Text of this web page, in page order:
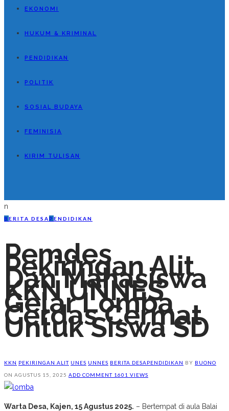
EKONOMI
HUKUM & KRIMINAL
PENDIDIKAN
POLITIK
SOSIAL BUDAYA
FEMINISIA
KIRIM TULISAN
n
B ERITA DESAP ENDIDIKAN
Pemdes
Pekiringan Alit
Dan Mahasiswa
KKN UNNES
Gelar Lomba
Cerdas Cermat
Untuk Siswa SD
KKN PEKIRINGAN ALIT UNES UNNES BERITA DESAPENDIDIKAN BY BUONO
ON AGUSTUS 15, 2025 ADD COMMENT 1601 VIEWS
Warta Desa, Kajen, 15 Agustus 2025. – Bertempat di aula Balai